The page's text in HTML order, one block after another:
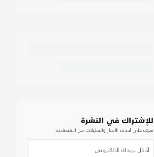
للإشتراك في النشرة
تعرف على أحدث الأخبار والتحليلات من الاقتصادية